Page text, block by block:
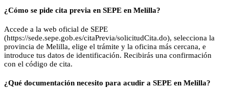
¿Cómo se pide cita previa en SEPE en Melilla?
Accede a la web oficial de SEPE
(https://sede.sepe.gob.es/citaPrevia/solicitudCita.do), selecciona la
provincia de Melilla, elige el trámite y la oficina más cercana, e
introduce tus datos de identificación. Recibirás una confirmación
con el código de cita.
¿Qué documentación necesito para acudir a SEPE en Melilla?